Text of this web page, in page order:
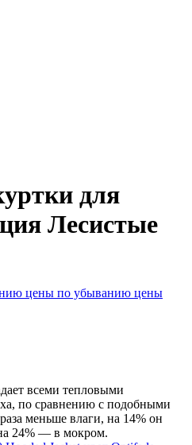
для
Лесистые
цены по убыванию цены